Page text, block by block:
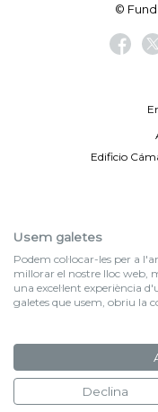
©
Edificio
f
Usem galetes
Podem col·locar-les per a
millorar el nostre lloc web,
una excel·lent experiència
galetes que usem, obriu la
Declina